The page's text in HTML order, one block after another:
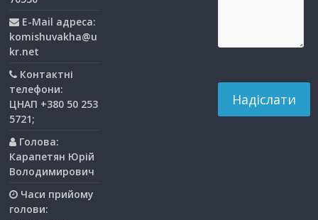
E-Mail адреса:
komishuvakha@u
kr.net
Контактні
телефони:
ЦНАП +380 50 253
5721;
Голова:
Карапетян Юрій
Володимирович
Часи прийому
голови: